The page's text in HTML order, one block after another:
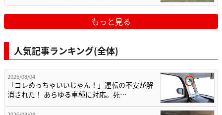
もっと見る
人気記事ランキング(全体)
2026/08/04
「コレめっちゃいいじゃん！」運転の不安が解
消された！ あらゆる車種に対応。死…